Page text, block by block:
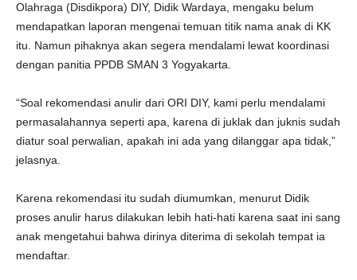
Olahraga (Disdikpora) DIY, Didik Wardaya, mengaku belum
mendapatkan laporan mengenai temuan titik nama anak di KK
itu. Namun pihaknya akan segera mendalami lewat koordinasi
dengan panitia PPDB SMAN 3 Yogyakarta.
“Soal rekomendasi anulir dari ORI DIY, kami perlu mendalami
permasalahannya seperti apa, karena di juklak dan juknis sudah
diatur soal perwalian, apakah ini ada yang dilanggar apa tidak,”
jelasnya.
Karena rekomendasi itu sudah diumumkan, menurut Didik
proses anulir harus dilakukan lebih hati-hati karena saat ini sang
anak mengetahui bahwa dirinya diterima di sekolah tempat ia
mendaftar.